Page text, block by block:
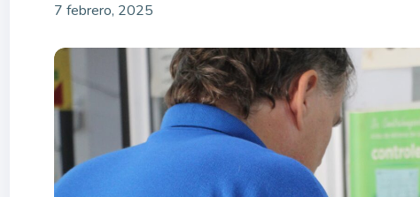
7 febrero, 2025